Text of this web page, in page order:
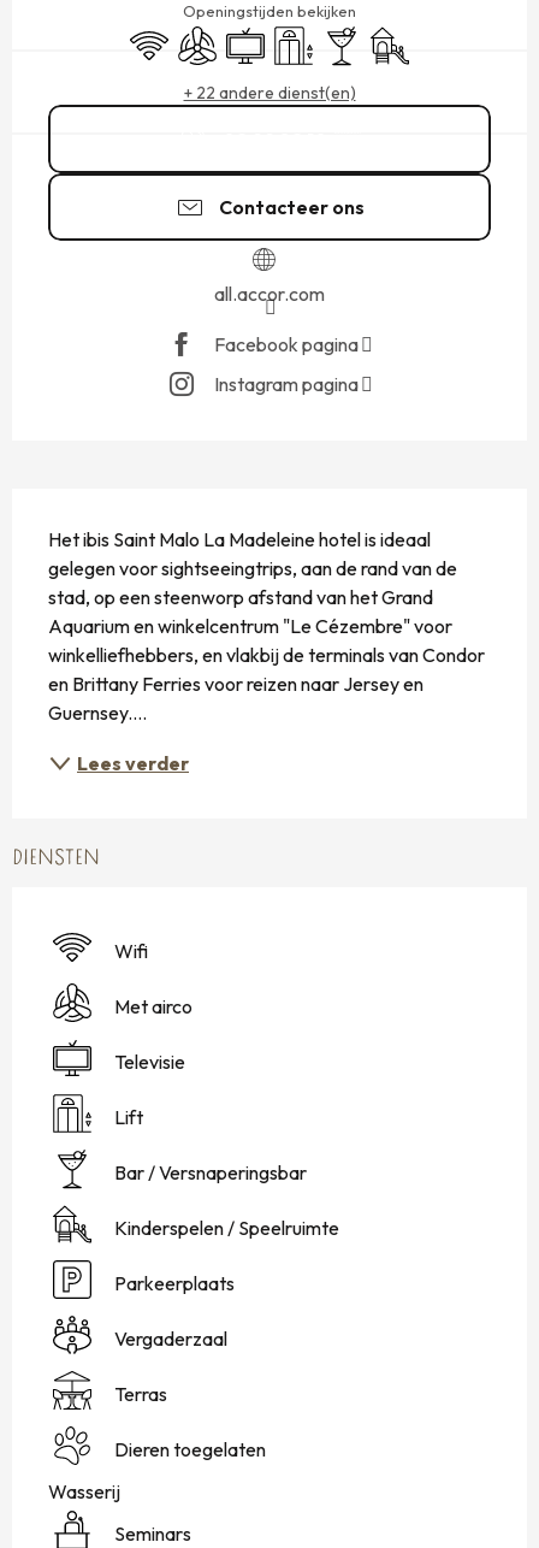
Openingstijden bekijken
Wifi Met aircoTelevisie
Lift Bar / Versnaperingsbar
Kinderspelen /
+ 22 andere dienst(en)
Contacteer ons
all.accor.com
Facebook pagina
Instagram pagina
Het ibis Saint Malo La Madeleine hotel is ideaal
gelegen voor sightseeingtrips, aan de rand van de
stad, op een steenworp afstand van het Grand
Aquarium en winkelcentrum "Le Cézembre" voor
winkelliefhebbers, en vlakbij de terminals van Condor
en Brittany Ferries voor reizen naar Jersey en
Guernsey....
Lees verder
DIENSTEN
Wifi
Met airco
Televisie
Lift
Bar / Versnaperingsbar
Kinderspelen / Speelruimte
Parkeerplaats
Vergaderzaal
Terras
Dieren toegelaten
Wasserij
Seminars